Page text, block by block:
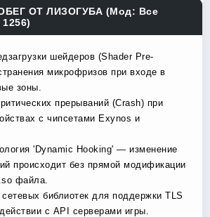
ОТ ЛИЗОГУБА (Мод: Все
шейдеров (Shader Pre-
микрофризов при входе в
зоны.
прерываний (Crash) при
с чипсетами Exynos и
'Dynamic Hooking' — изменение
происходит без прямой модификации
файла.
библиотек для поддержки TLS
с API серверами игры.